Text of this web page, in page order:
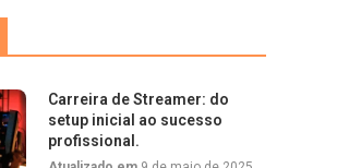
Carreira de Streamer: do
setup inicial ao sucesso
profissional.